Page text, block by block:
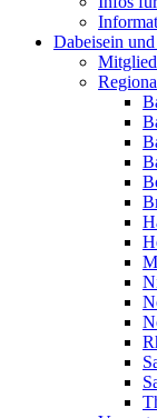
Dabeisein